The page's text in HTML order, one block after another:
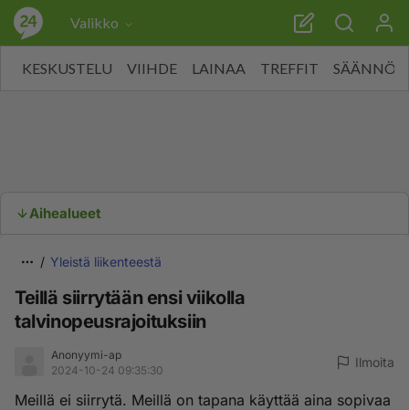
Valikko
KESKUSTELU VIIHDE LAINAA TREFFIT SÄÄNNÖT
Aihealueet
Yleistä liikenteestä
Teillä siirrytään ensi viikolla
talvinopeusrajoituksiin
Anonyymi-ap
2024-10-24 09:35:30
Ilmoita
Meillä ei siirrytä. Meillä on tapana käyttää aina sopivaa